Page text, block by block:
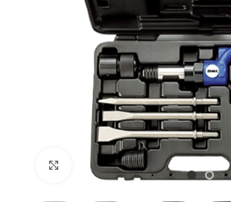
Büyütmek için tıklayın